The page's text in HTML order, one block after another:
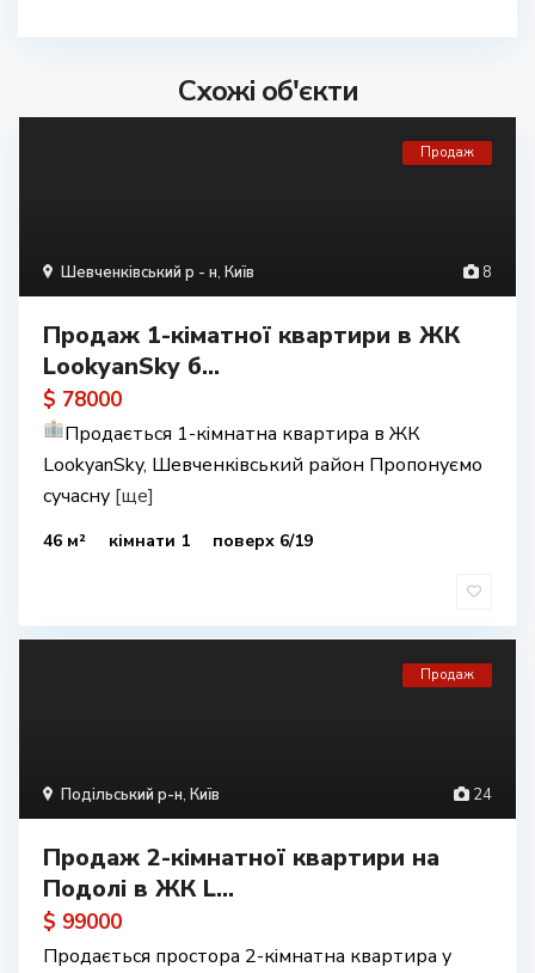
Схожі об'єкти
8
Шевченківський р - н, Київ
Продаж
Продаж 1-кіматної квартири в ЖК
LookyanSky б...
$ 78000
Продається 1-кімнатна квартира в ЖК
LookyanSky, Шевченківський район Пропонуємо
сучасну [ще]
46 м² кімнати 1 поверх 6/19
24
Подільський р-н, Київ
Продаж
Продаж 2-кімнатної квартири на
Подолі в ЖК L...
$ 99000
Продається простора 2-кімнатна квартира у